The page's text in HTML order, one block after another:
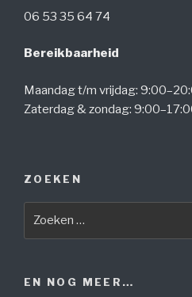
06 53 35 64 74
Bereikbaarheid
Maandag t/m vrijdag:
Zaterdag & zondag:
ZOEKEN
EN NOG MEER…